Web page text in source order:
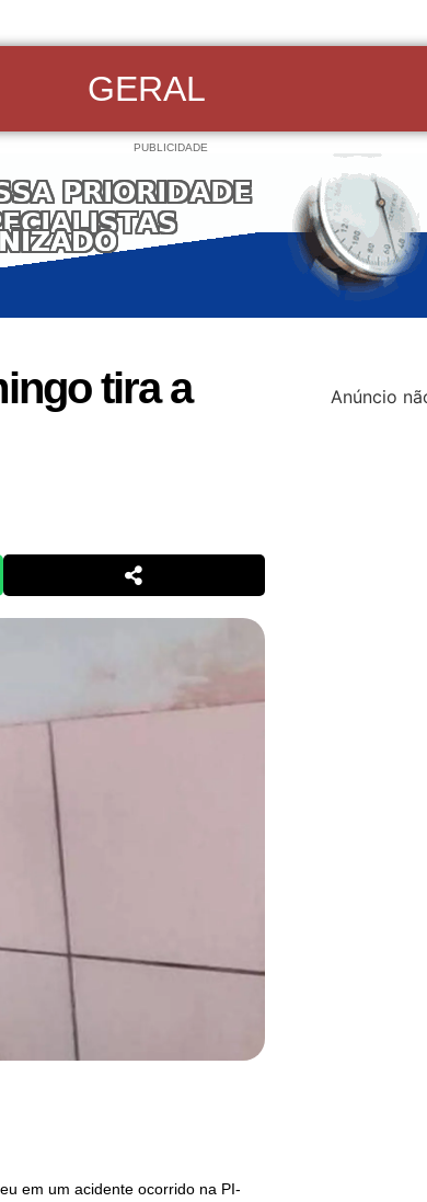
GERAL
PUBLICIDADE
tira a
em um acidente ocorrido na PI-
Anúncio